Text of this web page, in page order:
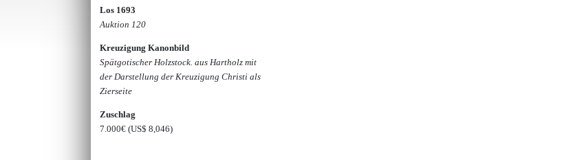
Los 1693
Auktion 120
Kreuzigung Kanonbild
Spätgotischer Holzstock. aus Hartholz mit
der Darstellung der Kreuzigung Christi als
Zierseite
Zuschlag
7.000€(US$ 8,046)